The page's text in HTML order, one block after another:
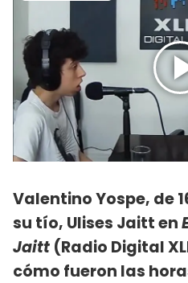
Valentino Yospe, de
su tío, Ulises Jaitt en
Jaitt (Radio Digital
cómo fueron las